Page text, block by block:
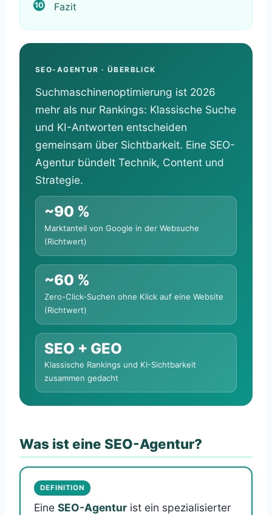
Fazit
SEO-AGENTUR · ÜBERBLICK
Suchmaschinenoptimierung ist 2026
mehr als nur Rankings: Klassische Suche
und KI-Antworten entscheiden
gemeinsam über Sichtbarkeit. Eine SEO-
Agentur bündelt Technik, Content und
Strategie.
~90 %
Marktanteil von Google in der Websuche
(Richtwert)
~60 %
Zero-Click-Suchen ohne Klick auf eine Website
(Richtwert)
SEO + GEO
Klassische Rankings und KI-Sichtbarkeit
zusammen gedacht
Was ist eine SEO-Agentur?
DEFINITION
Eine SEO-Agentur ist ein spezialisierter